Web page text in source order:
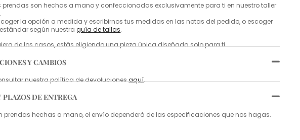
prendas son hechas a mano y confeccionadas exclusivamente para ti en nuestro taller
la opción a medida y escribirnos tus medidas en las notas del pedido, o escoger
según nuestraguía de tallas.
de los casos, estás eligiendo una pieza única diseñada solo para ti.
Y CAMBIOS
nuestra política de devolucionesaquí.
PLAZOS DE ENTREGA
prendas hechas a mano, el envío dependerá de las especificaciones que nos hagas.